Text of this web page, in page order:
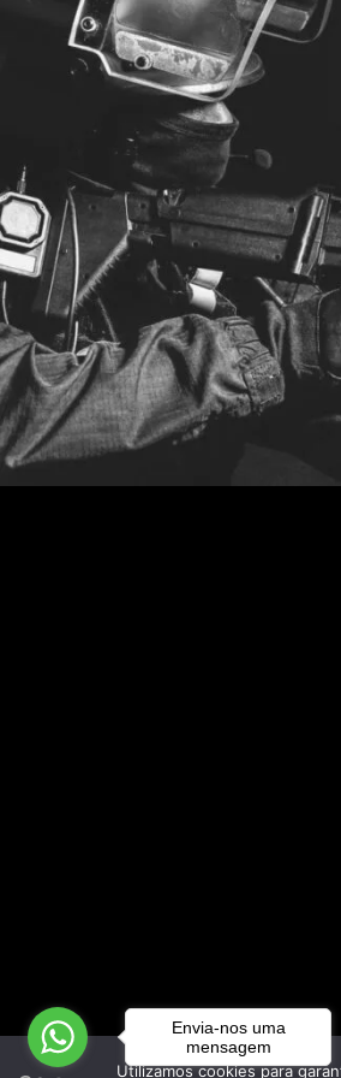
Utilizamos cookies para
Envia-nos uma
mensagem